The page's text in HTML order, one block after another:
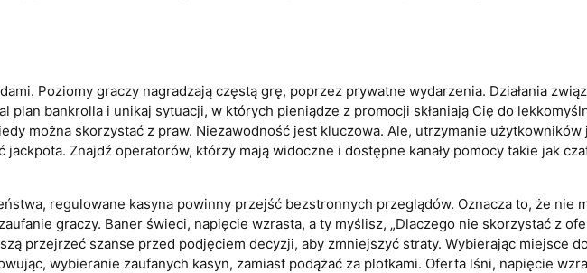
Poziomy graczy nagradzają częstą grę, poprzez prywatne wydarzenia. Działania
bankrolla i unikaj sytuacji, w których pieniądze z promocji skłaniają Cię do
można skorzystać z praw. Niezawodność jest kluczowa. Ale, utrzymanie
jackpota. Znajdź operatorów, którzy mają widoczne i dostępne kanały pomocy takie jak
regulowane kasyna powinny przejść bezstronnych przeglądów. Oznacza to, że nie
graczy. Baner świeci, napięcie wzrasta, a ty myślisz, „Dlaczego nie skorzystać z
przejrzeć szanse przed podjęciem decyzji, aby zmniejszyć straty. Wybierając miejsce
wybieranie zaufanych kasyn, zamiast podążać za plotkami. Oferta lśni, napięcie